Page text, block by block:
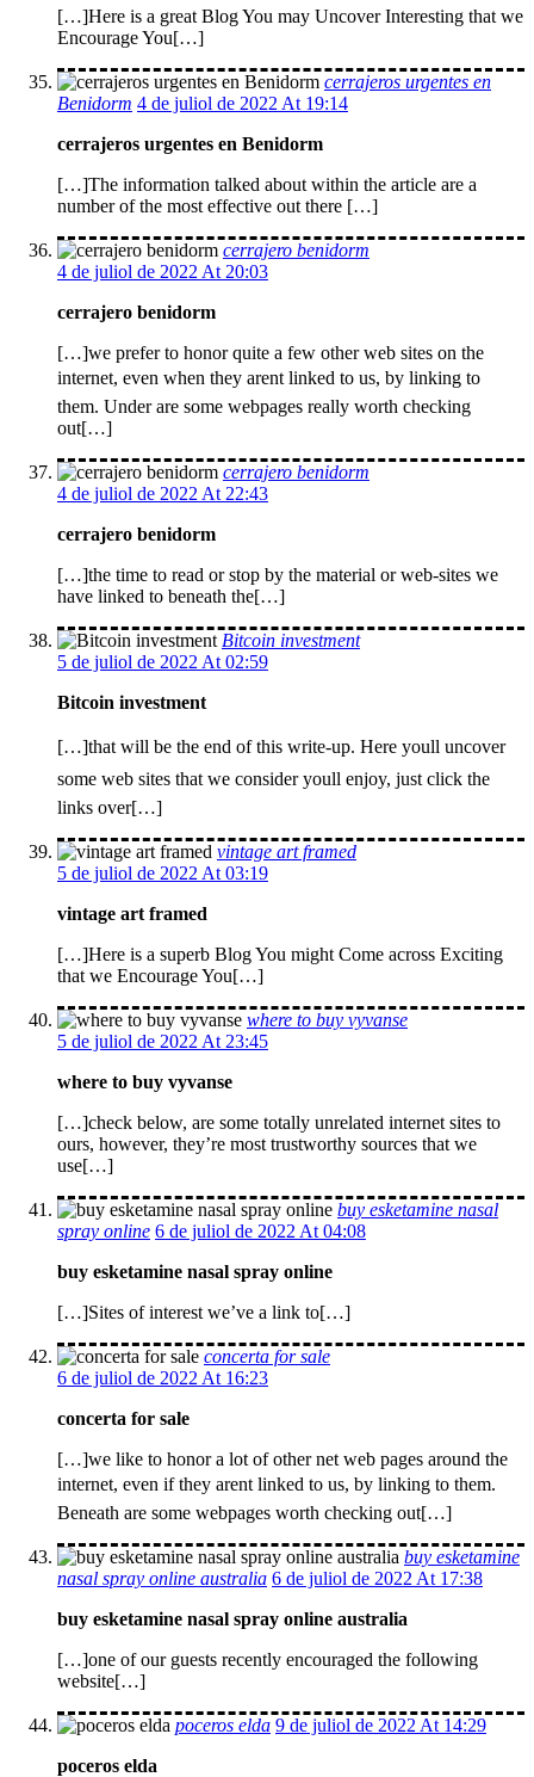
[…]Here is a great Blog You may Uncover Interesting that we
Encourage You[…]
cerrajeros urgentes en
Benidorm 4 de juliol de 2022 At 19:14
cerrajeros urgentes en Benidorm
[…]The information talked about within the article are a
number of the most effective out there […]
cerrajero benidorm
4 de juliol de 2022 At 20:03
cerrajero benidorm
[…]we prefer to honor quite a few other web sites on the
internet, even when they arent linked to us, by linking to
them. Under are some webpages really worth checking
out[…]
cerrajero benidorm
4 de juliol de 2022 At 22:43
cerrajero benidorm
[…]the time to read or stop by the material or web-sites we
have linked to beneath the[…]
Bitcoin investment
5 de juliol de 2022 At 02:59
Bitcoin investment
[…]that will be the end of this write-up. Here youll uncover
some web sites that we consider youll enjoy, just click the
links over[…]
vintage art framed
5 de juliol de 2022 At 03:19
vintage art framed
[…]Here is a superb Blog You might Come across Exciting
that we Encourage You[…]
where to buy vyvanse
5 de juliol de 2022 At 23:45
where to buy vyvanse
[…]check below, are some totally unrelated internet sites to
ours, however, they’re most trustworthy sources that we
use[…]
buy esketamine nasal
spray online 6 de juliol de 2022 At 04:08
buy esketamine nasal spray online
[…]Sites of interest we’ve a link to[…]
concerta for sale
6 de juliol de 2022 At 16:23
concerta for sale
[…]we like to honor a lot of other net web pages around the
internet, even if they arent linked to us, by linking to them.
Beneath are some webpages worth checking out[…]
buy esketamine
nasal spray online australia 6 de juliol de 2022 At 17:38
buy esketamine nasal spray online australia
[…]one of our guests recently encouraged the following
website[…]
poceros elda 9 de juliol de 2022 At 14:29
poceros elda